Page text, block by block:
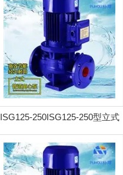
ISG125-250ISG125-250型立式
离心泵 耐腐管道泵